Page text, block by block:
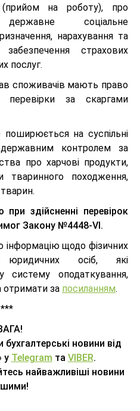
на роботу), про
державне соціальне
нарахування та
забезпечення страхових
послуг.
споживачів мають право
перевірки за скаргами
поширюється на суспільні
державним контролем за
про харчові продукти,
тваринного походження,
здійсненні перевірок
Закону №4448-VI.
щодо фізичних
юридичних осіб, які
систему оподаткування,
отримати за посиланням.
***
новини від
у Telegram та VIBER.
найважливіші новини